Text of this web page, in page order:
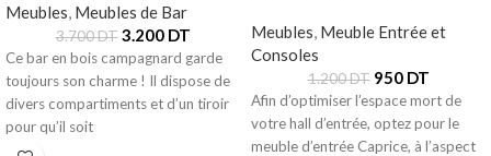
Meubles Meubles de Bar
3.700DT 3.200 DT
Ce bar en bois campagnard garde
toujours son charme ! Il dispose de
divers compartiments et d’un tiroir
pour qu’il soit
Meubles, Meuble Entrée et
Consoles
1.200DT 950 DT
Afin d’optimiser l’espace mort de
votre hall d’entrée, optez pour le
meuble d’entrée Caprice, à l’aspect